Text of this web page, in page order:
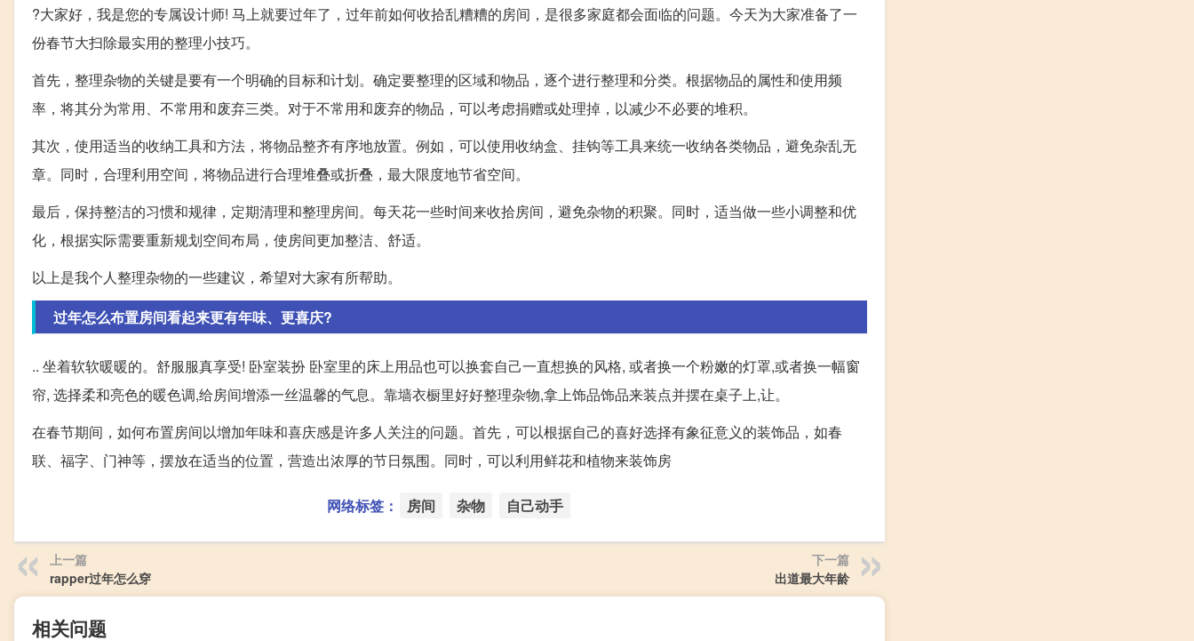
?大家好，我是您的专属设计师! 马上就要过年了，过年前如何收拾乱糟糟的房间，是很多家庭都会面临的问题。今天为大家准备了一
份春节大扫除最实用的整理小技巧。
首先，整理杂物的关键是要有一个明确的目标和计划。确定要整理的区域和物品，逐个进行整理和分类。根据物品的属性和使用频
率，将其分为常用、不常用和废弃三类。对于不常用和废弃的物品，可以考虑捐赠或处理掉，以减少不必要的堆积。
其次，使用适当的收纳工具和方法，将物品整齐有序地放置。例如，可以使用收纳盒、挂钩等工具来统一收纳各类物品，避免杂乱无
章。同时，合理利用空间，将物品进行合理堆叠或折叠，最大限度地节省空间。
最后，保持整洁的习惯和规律，定期清理和整理房间。每天花一些时间来收拾房间，避免杂物的积聚。同时，适当做一些小调整和优
化，根据实际需要重新规划空间布局，使房间更加整洁、舒适。
以上是我个人整理杂物的一些建议，希望对大家有所帮助。
过年怎么布置房间看起来更有年味、更喜庆?
.. 坐着软软暖暖的。舒服服真享受! 卧室装扮 卧室里的床上用品也可以换套自己一直想换的风格, 或者换一个粉嫩的灯罩,或者换一幅窗
帘, 选择柔和亮色的暖色调,给房间增添一丝温馨的气息。靠墙衣橱里好好整理杂物,拿上饰品饰品来装点并摆在桌子上,让。
在春节期间，如何布置房间以增加年味和喜庆感是许多人关注的问题。首先，可以根据自己的喜好选择有象征意义的装饰品，如春
联、福字、门神等，摆放在适当的位置，营造出浓厚的节日氛围。同时，可以利用鲜花和植物来装饰房
网络标签： 房间 杂物 自己动手
上一篇
rapper过年怎么穿
下一篇
出道最大年龄
相关问题